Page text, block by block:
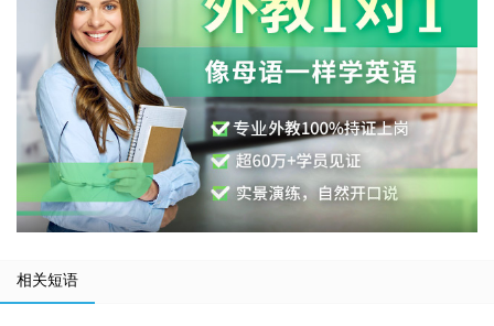
相关短语